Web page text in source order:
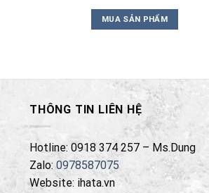
MUA SẢN PHẨM
THÔNG TIN LIÊN HỆ
Hotline: 0918 374 257 – Ms.Dung
Zalo:0978587075
Website: ihata.vn